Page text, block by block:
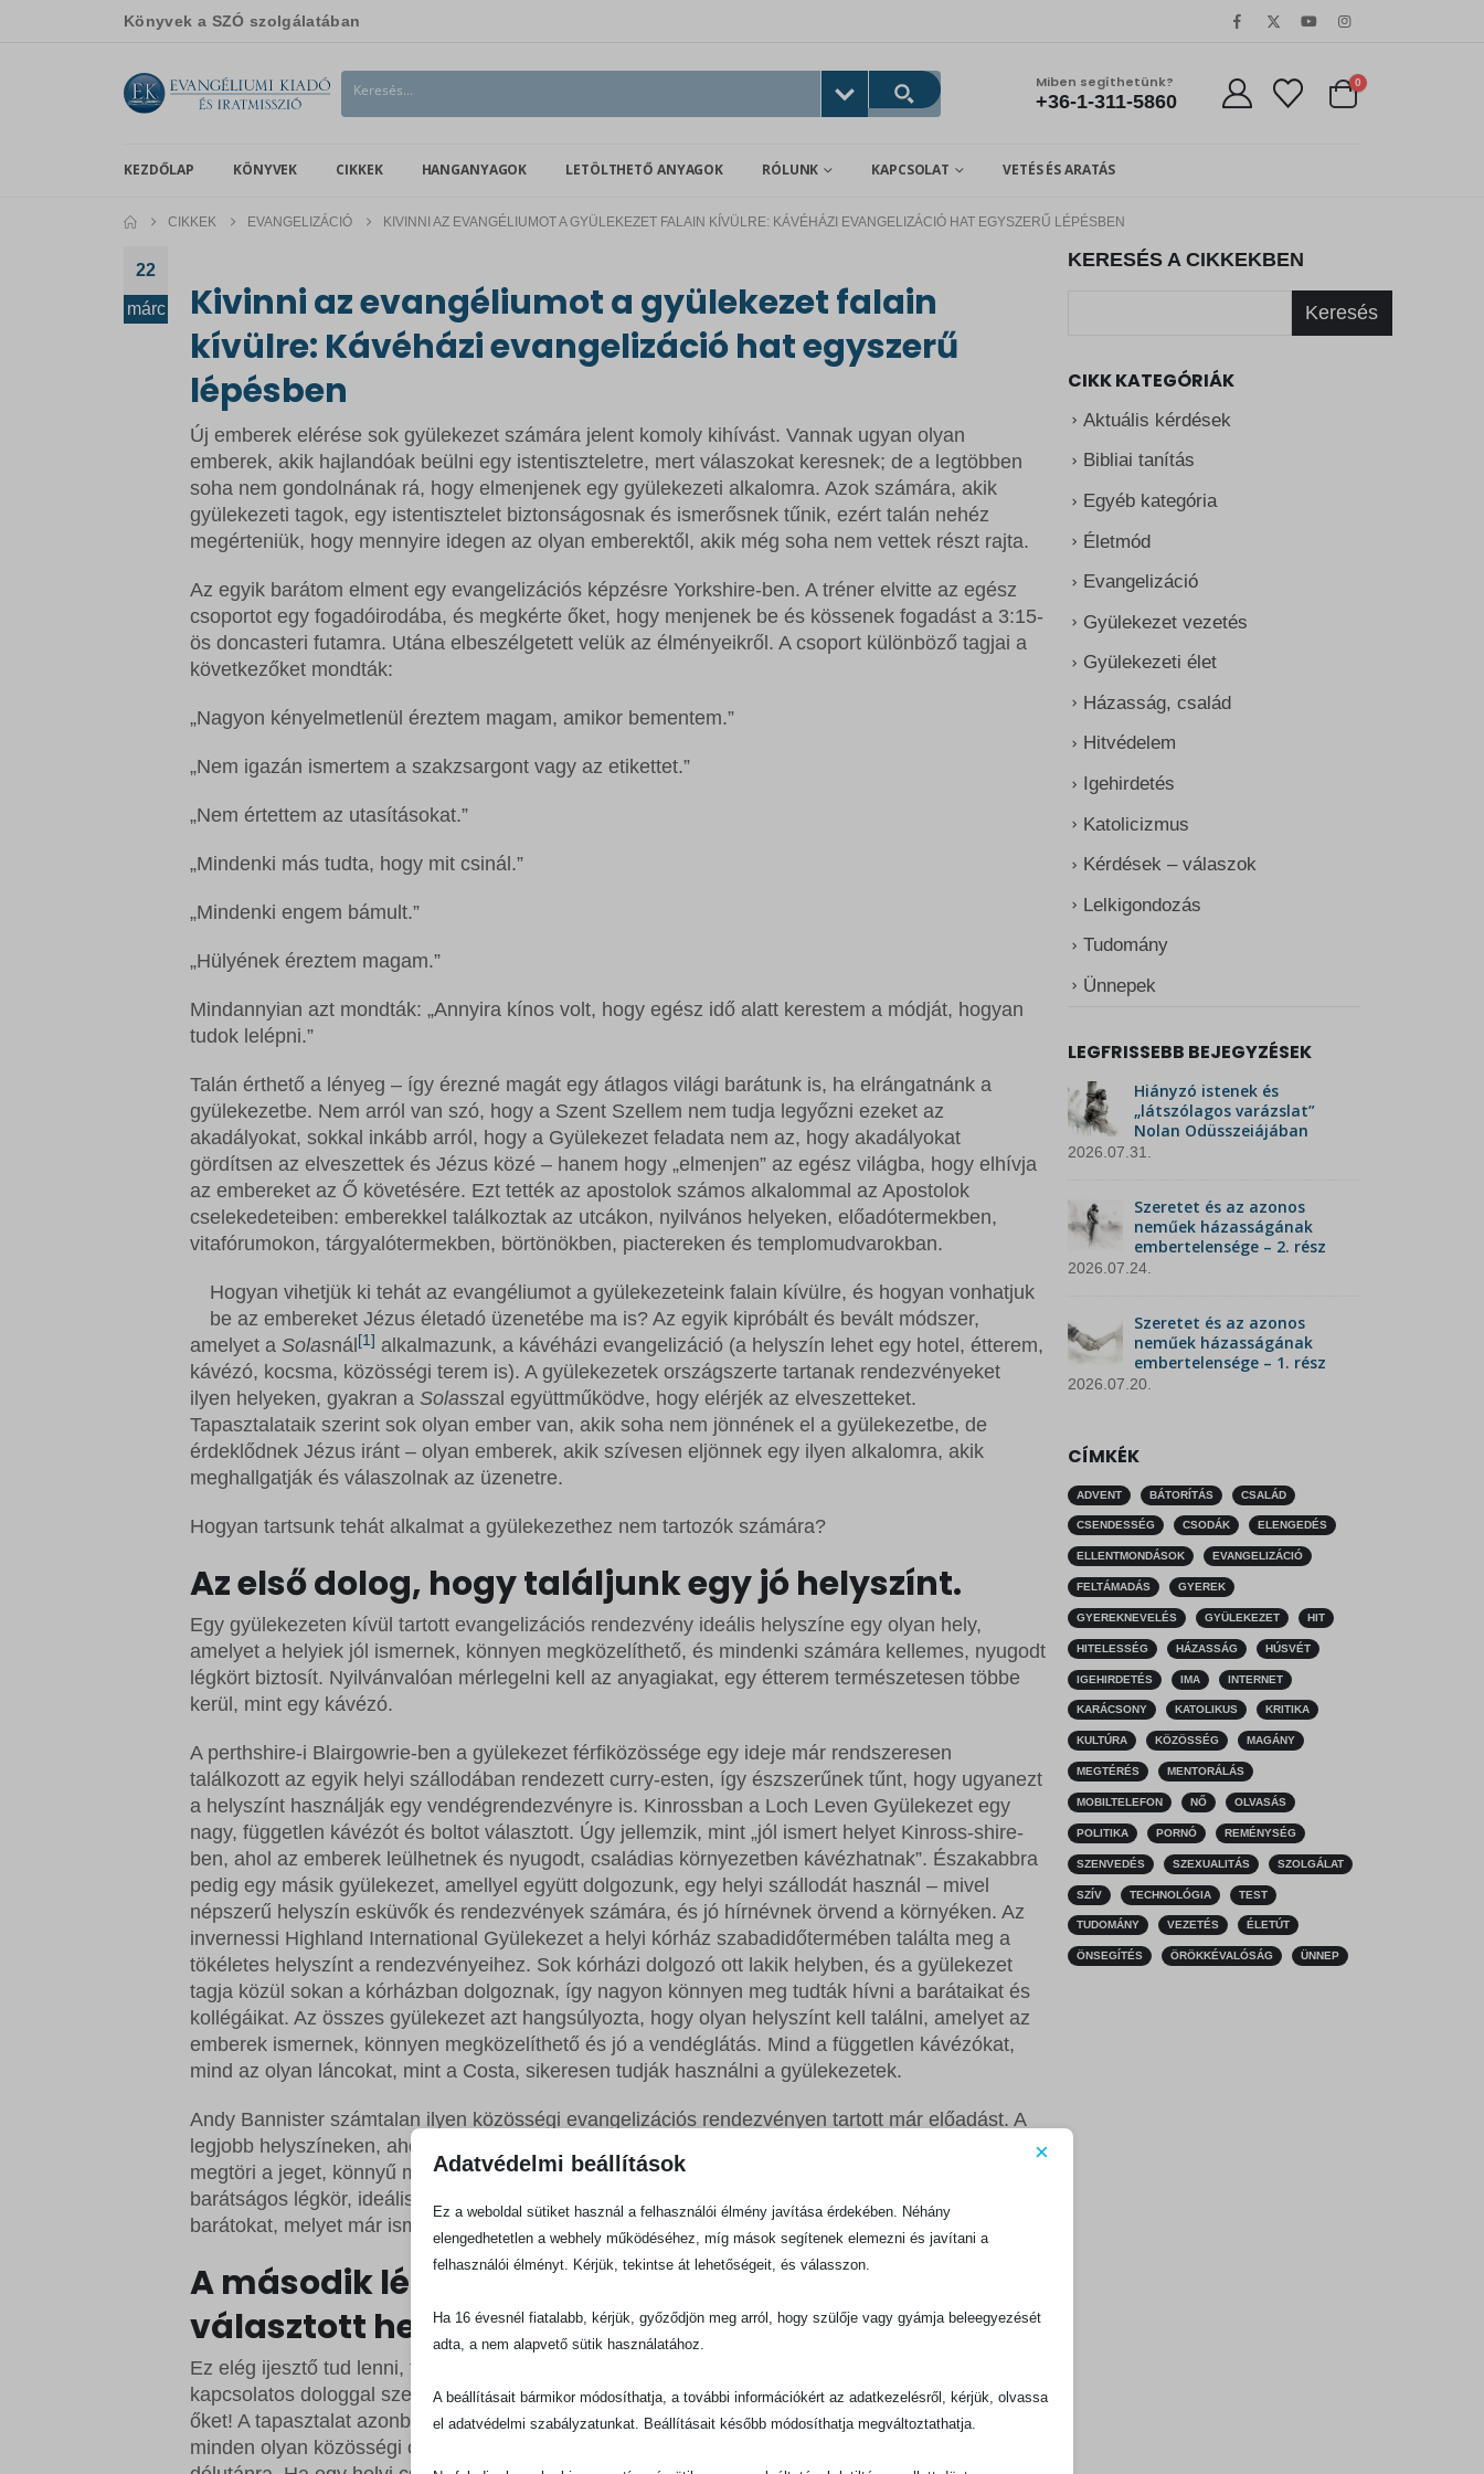
Könyvek a SZÓ szolgálatában
Miben segíthetünk?
+36-1-311-5860
0
KEZDŐLAP KÖNYVEK CIKKEK HANGANYAGOK LETÖLTHETŐ ANYAGOK RÓLUNK KAPCSOLAT VETÉS ÉS ARATÁS
CIKKEK EVANGELIZÁCIÓ KIVINNI AZ EVANGÉLIUMOT A GYÜLEKEZET FALAIN KÍVÜLRE: KÁVÉHÁZI EVANGELIZÁCIÓ HAT EGYSZERŰ LÉPÉSBEN
22
márc
Kivinni az evangéliumot a gyülekezet falain
kívülre: Kávéházi evangelizáció hat egyszerű
lépésben
Új emberek elérése sok gyülekezet számára jelent komoly kihívást. Vannak ugyan olyan
emberek, akik hajlandóak beülni egy istentiszteletre, mert válaszokat keresnek; de a legtöbben
soha nem gondolnának rá, hogy elmenjenek egy gyülekezeti alkalomra. Azok számára, akik
gyülekezeti tagok, egy istentisztelet biztonságosnak és ismerősnek tűnik, ezért talán nehéz
megérteniük, hogy mennyire idegen az olyan emberektől, akik még soha nem vettek részt rajta.
Az egyik barátom elment egy evangelizációs képzésre Yorkshire-ben. A tréner elvitte az egész
csoportot egy fogadóirodába, és megkérte őket, hogy menjenek be és kössenek fogadást a 3:15-
ös doncasteri futamra. Utána elbeszélgetett velük az élményeikről. A csoport különböző tagjai a
következőket mondták:
„Nagyon kényelmetlenül éreztem magam, amikor bementem.”
„Nem igazán ismertem a szakzsargont vagy az etikettet.”
„Nem értettem az utasításokat.”
„Mindenki más tudta, hogy mit csinál.”
„Mindenki engem bámult.”
„Hülyének éreztem magam.”
Mindannyian azt mondták: „Annyira kínos volt, hogy egész idő alatt kerestem a módját, hogyan
tudok lelépni.”
Talán érthető a lényeg – így érezné magát egy átlagos világi barátunk is, ha elrángatnánk a
gyülekezetbe. Nem arról van szó, hogy a Szent Szellem nem tudja legyőzni ezeket az
akadályokat, sokkal inkább arról, hogy a Gyülekezet feladata nem az, hogy akadályokat
gördítsen az elveszettek és Jézus közé – hanem hogy „elmenjen” az egész világba, hogy elhívja
az embereket az Ő követésére. Ezt tették az apostolok számos alkalommal az Apostolok
cselekedeteiben: emberekkel találkoztak az utcákon, nyilvános helyeken, előadótermekben,
vitafórumokon, tárgyalótermekben, börtönökben, piactereken és templomudvarokban.
Hogyan vihetjük ki tehát az evangéliumot a gyülekezeteink falain kívülre, és hogyan vonhatjuk
be az embereket Jézus életadó üzenetébe ma is? Az egyik kipróbált és bevált módszer,
amelyet a Solasnál [1] alkalmazunk, a kávéházi evangelizáció (a helyszín lehet egy hotel, étterem,
kávézó, kocsma, közösségi terem is). A gyülekezetek országszerte tartanak rendezvényeket
ilyen helyeken, gyakran a Solasszal együttműködve, hogy elérjék az elveszetteket.
Tapasztalataik szerint sok olyan ember van, akik soha nem jönnének el a gyülekezetbe, de
érdeklődnek Jézus iránt – olyan emberek, akik szívesen eljönnek egy ilyen alkalomra, akik
meghallgatják és válaszolnak az üzenetre.
Hogyan tartsunk tehát alkalmat a gyülekezethez nem tartozók számára?
Az első dolog, hogy találjunk egy jó helyszínt.
Egy gyülekezeten kívül tartott evangelizációs rendezvény ideális helyszíne egy olyan hely,
amelyet a helyiek jól ismernek, könnyen megközelíthető, és mindenki számára kellemes, nyugodt
légkört biztosít. Nyilvánvalóan mérlegelni kell az anyagiakat, egy étterem természetesen többe
kerül, mint egy kávézó.
A perthshire-i Blairgowrie-ben a gyülekezet férfiközössége egy ideje már rendszeresen
találkozott az egyik helyi szállodában rendezett curry-esten, így észszerűnek tűnt, hogy ugyanezt
a helyszínt használják egy vendégrendezvényre is. Kinrossban a Loch Leven Gyülekezet egy
nagy, független kávézót és boltot választott. Úgy jellemzik, mint „jól ismert helyet Kinross-shire-
ben, ahol az emberek leülhetnek és nyugodt, családias környezetben kávézhatnak”. Északabbra
pedig egy másik gyülekezet, amellyel együtt dolgozunk, egy helyi szállodát használ – mivel
népszerű helyszín esküvők és rendezvények számára, és jó hírnévnek örvend a környéken. Az
invernessi Highland International Gyülekezet a helyi kórház szabadidőtermében találta meg a
tökéletes helyszínt a rendezvényeihez. Sok kórházi dolgozó ott lakik helyben, és a gyülekezet
tagja közül sokan a kórházban dolgoznak, így nagyon könnyen meg tudták hívni a barátaikat és
kollégáikat. Az összes gyülekezet azt hangsúlyozta, hogy olyan helyszínt kell találni, amelyet az
emberek ismernek, könnyen megközelíthető és jó a vendéglátás. Mind a független kávézókat,
mind az olyan láncokat, mint a Costa, sikeresen tudják használni a gyülekezetek.
Andy Bannister számtalan ilyen közösségi evangelizációs rendezvényen tartott már előadást. A
legjobb helyszíneken, ahol vendégevangélistaként beszélt, jó étel és ital volt (a vendéglátás
megtöri a jeget, könnyű meghívni a barátokat egy étkezésre, kávéra és süteményre stb.),
barátságos légkör, ideális esetben egy jól ismert helyszínen – így olyan helyre lehet elhívni a
barátokat, melyet már ismernek.
A második lépés: felvenni a kapcsolatot a
választott helyszínnel.
Ez elég ijesztő tud lenni, főleg először, elvégre sokan gyanakvóak minden gyülekezettel
kapcsolatos dologgal szemben, így a keresztyének joggal tartanak attól, hogy esetleg elküldik
őket! A tapasztalat azonban azt mutatja, hogy a gyakorlatban a legtöbb helyszín örömmel fogad
minden olyan közösségi csoportot, amely hajlandó fizetni a szolgáltatásaiért egy estére vagy
KERESÉS A CIKKEKBEN
Keresés
CIKK KATEGÓRIÁK
Aktuális kérdések
Bibliai tanítás
Egyéb kategória
Életmód
Evangelizáció
Gyülekezet vezetés
Gyülekezeti élet
Házasság, család
Hitvédelem
Igehirdetés
Katolicizmus
Kérdések – válaszok
Lelkigondozás
Tudomány
Ünnepek
LEGFRISSEBB BEJEGYZÉSEK
Hiányzó istenek és
„látszólagos varázslat”
Nolan Odüsszeiájában
2026.07.31.
Szeretet és az azonos
neműek házasságának
embertelensége – 2. rész
2026.07.24.
Szeretet és az azonos
neműek házasságának
embertelensége – 1. rész
2026.07.20.
CÍMKÉK
ADVENT BÁTORÍTÁS CSALÁD
CSENDESSÉG CSODÁK ELENGEDÉS
ELLENTMONDÁSOK EVANGELIZÁCIÓ
FELTÁMADÁS GYEREK
GYEREKNEVELÉS GYÜLEKEZET HIT
HITELESSÉG HÁZASSÁG HÚSVÉT
IGEHIRDETÉS IMA INTERNET
KARÁCSONY KATOLIKUS KRITIKA
KULTÚRA KÖZÖSSÉG MAGÁNY
MEGTÉRÉS MENTORÁLÁS
MOBILTELEFON NŐ OLVASÁS
POLITIKA PORNÓ REMÉNYSÉG
SZENVEDÉS SZEXUALITÁS SZOLGÁLAT
SZÍV TECHNOLÓGIA TEST
TUDOMÁNY VEZETÉS ÉLETÚT
ÖNSEGÍTÉS ÖRÖKKÉVALÓSÁG ÜNNEP
Adatvédelmi beállítások ×
Ez a weboldal sütiket használ a felhasználói élmény javítása érdekében. Néhány
elengedhetetlen a webhely működéséhez, míg mások segítenek elemezni és javítani a
felhasználói élményt. Kérjük, tekintse át lehetőségeit, és válasszon.
Ha 16 évesnél fiatalabb, kérjük, győződjön meg arról, hogy szülője vagy gyámja beleegyezését
adta, a nem alapvető sütik használatához.
A beállításait bármikor módosíthatja, a további információkért az adatkezelésről, kérjük, olvassa
el adatvédelmi szabályzatunkat. Beállításait később módosíthatja megváltoztathatja.